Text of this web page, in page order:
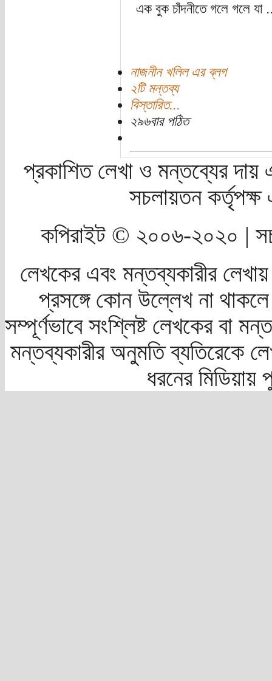
এক বুক চাঁদনীতে গলে গলে যা
নাজনীন খলিল এর ব্লগ
২টি মন্তব্য
বিস্তারিত...
২৯৬বার পঠিত
প্রকাশিত লেখা ও মন্তব্যের দায়
সচলায়তন
কপিরাইট © ২০০৬-২০২০ |
লেখকের এবং মন্তব্যকারীর
প্রসঙ্গে কোন উল্লেখ না
সম্পূর্ণভাবে সংশ্লিষ্ট লেখকের বা
মন্তব্যকারীর অনুমতি ব্যতিরেকে
ধরনের মিডিয়ায়